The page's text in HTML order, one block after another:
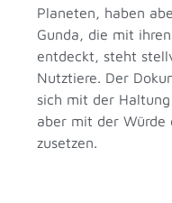
Planeten, haben
Gunda, die mit
entdeckt, steht
Nutztiere. Der
sich mit der
aber mit der Würde
zusetzen.